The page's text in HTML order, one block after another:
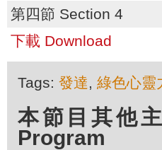
第四節 Section 4
下載 Download
Tags: 發達, 綠色心靈
本節目其他
Program